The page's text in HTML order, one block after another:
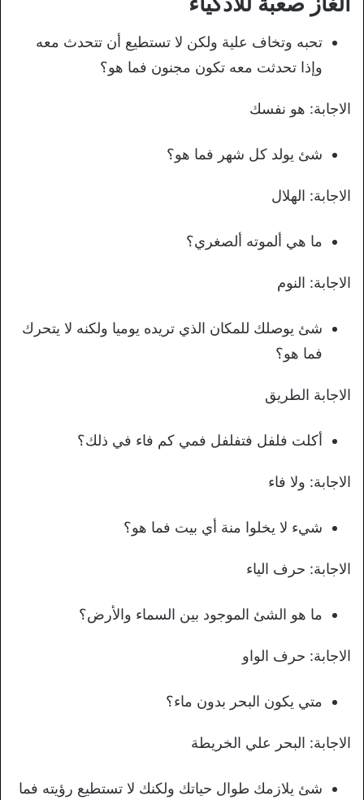
تحبه وتخاف علية ولكن لا تستطيع أن تتحدث معه
وإذا تحدثت معه تكون مجنون فما هو؟
الاجابة: هو نفسك
شئ يولد كل شهر فما هو؟
الاجابة: الهلال
ما هي ألموته ألصغري؟
الاجابة: النوم
شئ يوصلك للمكان الذي تريده يوميا ولكنه لا يتحرك
فما هو؟
الاجابة الطريق
أكلت فلفل فتفلفل فمي كم فاء في ذلك؟
الاجابة: ولا فاء
شيء لا يخلوا منة أي بيت فما هو؟
الاجابة: حرف الياء
ما هو الشئ الموجود بين السماء والأرض؟
الاجابة: حرف الواو
متي يكون البحر بدون ماء؟
الاجابة: البحر علي الخريطة
شئ يلازمك طوال حياتك ولكنك لا تستطيع رؤيته فما